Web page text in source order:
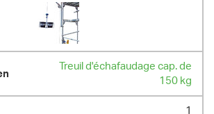
Treuil d'échafaudage cap. de
150 kg
1